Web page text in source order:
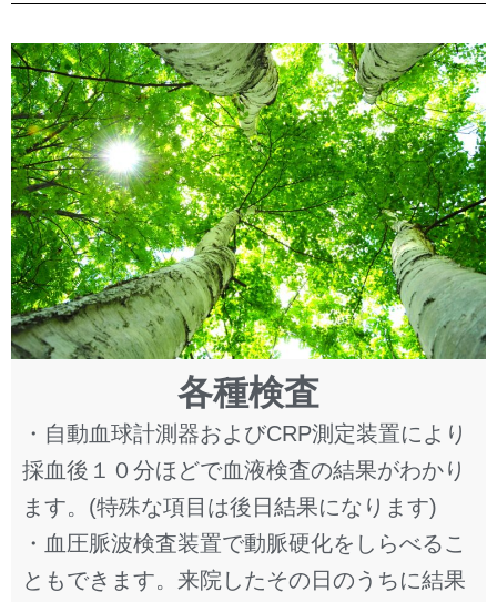
各種検査
・自動血球計測器およびCRP測定装置により
採血後１０分ほどで血液検査の結果がわかり
ます。(特殊な項目は後日結果になります)
・血圧脈波検査装置で動脈硬化をしらべるこ
ともできます。来院したその日のうちに結果